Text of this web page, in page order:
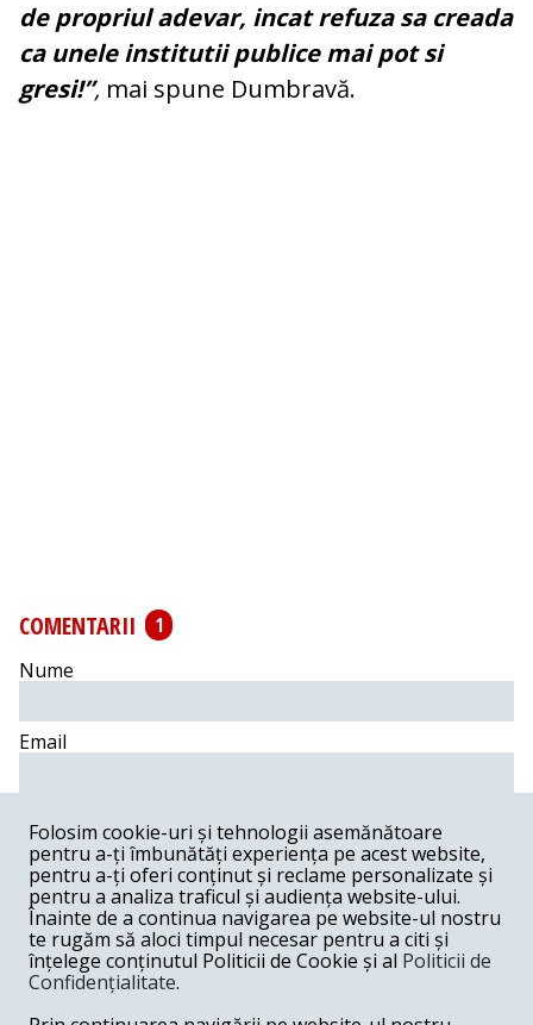
de propriul adevar, incat refuza sa creada
ca unele institutii publice mai pot si
gresi!”, mai spune Dumbravă.
COMENTARII
1
Nume
Email
Postează comentariu
emil -03-24-2018
Folosim cookie-uri și tehnologii asemănătoare
pentru a-ți îmbunătăți experiența pe acest website,
pentru a-ți oferi conținut și reclame personalizate și
pentru a analiza traficul și audiența website-ului.
Înainte de a continua navigarea pe website-ul nostru
te rugăm să aloci timpul necesar pentru a citi și
înțelege conținutul Politicii de Cookie și al Politicii de
Confidențialitate.